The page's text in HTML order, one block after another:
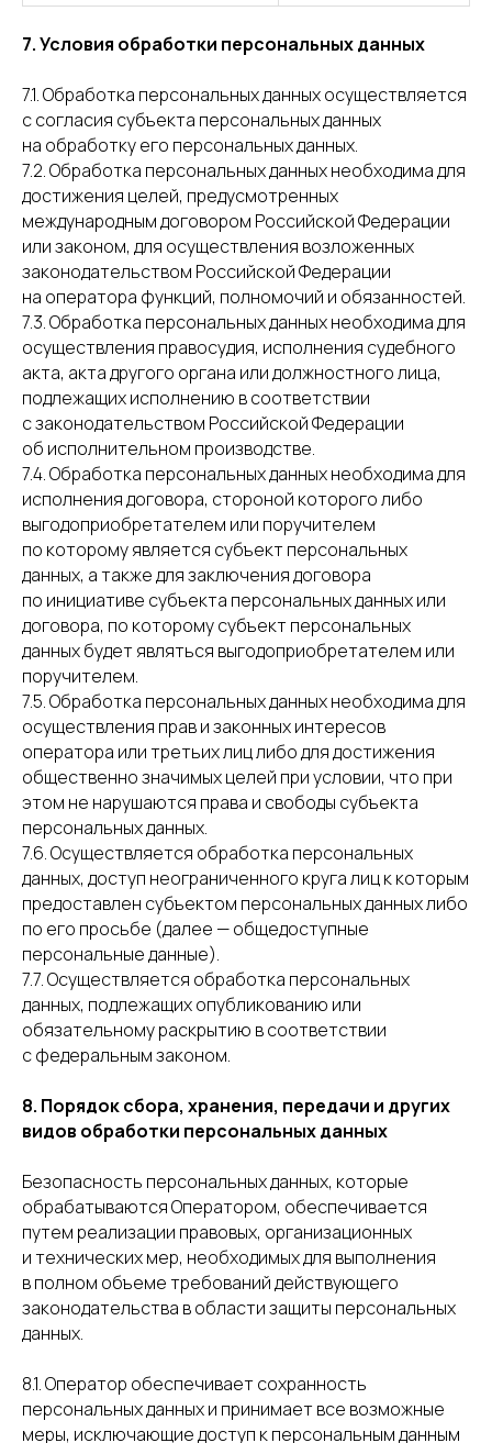
7. Условия обработки персональных данных
7.1. Обработка персональных данных осуществляется
с согласия субъекта персональных данных
на обработку его персональных данных.
7.2. Обработка персональных данных необходима для
достижения целей, предусмотренных
международным договором Российской Федерации
или законом, для осуществления возложенных
законодательством Российской Федерации
на оператора функций, полномочий и обязанностей.
7.3. Обработка персональных данных необходима для
осуществления правосудия, исполнения судебного
акта, акта другого органа или должностного лица,
подлежащих исполнению в соответствии
с законодательством Российской Федерации
об исполнительном производстве.
7.4. Обработка персональных данных необходима для
исполнения договора, стороной которого либо
выгодоприобретателем или поручителем
по которому является субъект персональных
данных, а также для заключения договора
по инициативе субъекта персональных данных или
договора, по которому субъект персональных
данных будет являться выгодоприобретателем или
поручителем.
7.5. Обработка персональных данных необходима для
осуществления прав и законных интересов
оператора или третьих лиц либо для достижения
общественно значимых целей при условии, что при
этом не нарушаются права и свободы субъекта
персональных данных.
7.6. Осуществляется обработка персональных
данных, доступ неограниченного круга лиц к которым
предоставлен субъектом персональных данных либо
по его просьбе (далее — общедоступные
персональные данные).
7.7. Осуществляется обработка персональных
данных, подлежащих опубликованию или
обязательному раскрытию в соответствии
с федеральным законом.
8. Порядок сбора, хранения, передачи и других
видов обработки персональных данных
Безопасность персональных данных, которые
обрабатываются Оператором, обеспечивается
путем реализации правовых, организационных
и технических мер, необходимых для выполнения
в полном объеме требований действующего
законодательства в области защиты персональных
данных.
8.1. Оператор обеспечивает сохранность
персональных данных и принимает все возможные
меры, исключающие доступ к персональным данным